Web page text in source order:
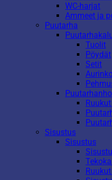
WC-harjat
Ammeet ja
Puutarha
Tuolit
Pöydät
Setit
Sisustus
Sisustus